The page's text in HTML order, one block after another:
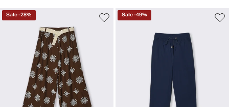
Sale-28% Sale-49%